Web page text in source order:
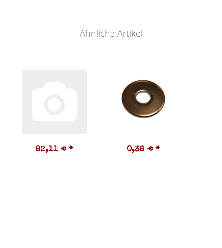
Ähnliche Artikel
82,11 € * 0,36 € *